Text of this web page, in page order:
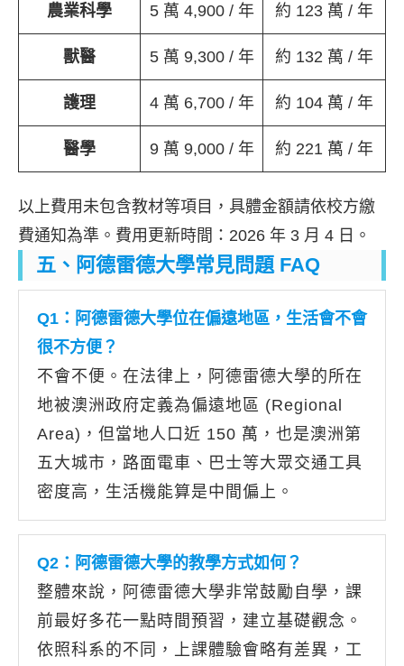
農業科學 5 萬 4,900 / 年 約 123 萬 / 年
獸醫 5 萬 9,300 / 年 約 132 萬 / 年
護理 4 萬 6,700 / 年 約 104 萬 / 年
醫學 9 萬 9,000 / 年 約 221 萬 / 年
以上費用未包含教材等項目，具體金額請依校方繳
費通知為準。費用更新時間：2026 年 3 月 4 日。
五、阿德雷德大學常見問題 FAQ
Q1：阿德雷德大學位在偏遠地區，生活會不會
很不方便？
不會不便。在法律上，阿德雷德大學的所在
地被澳洲政府定義為偏遠地區 (Regional
Area)，但當地人口近 150 萬，也是澳洲第
五大城市，路面電車、巴士等大眾交通工具
密度高，生活機能算是中間偏上。
Q2：阿德雷德大學的教學方式如何？
整體來說，阿德雷德大學非常鼓勵自學，課
前最好多花一點時間預習，建立基礎觀念。
依照科系的不同，上課體驗會略有差異，工